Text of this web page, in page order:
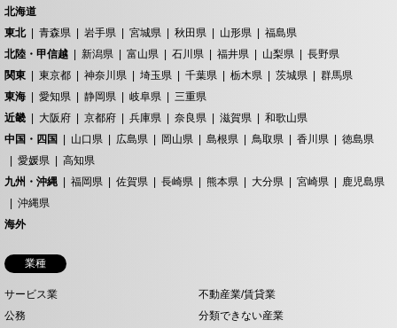
北海道
東北
青森県 岩手県 宮城県 秋田県 山形県
福島県
北陸・甲信越
新潟県 富山県 石川県 福井県 山梨県
長野県
関東
東京都 神奈川県 埼玉県 千葉県 栃木県 茨城県
群馬県
東海
愛知県 静岡県 岐阜県
三重県
近畿
大阪府 京都府 兵庫県 奈良県 滋賀県
和歌山県
中国・四国
山口県 広島県 岡山県 島根県 鳥取県 香川県
徳島県
愛媛県
高知県
九州・沖縄
福岡県 佐賀県 長崎県 熊本県 大分県 宮崎県
鹿児島県
沖縄県
海外
業種
サービス業
不動産業/賃貸業
公務
分類できない産業